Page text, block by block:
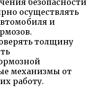
осуществлять
и
толщину
механизмы от
работу.